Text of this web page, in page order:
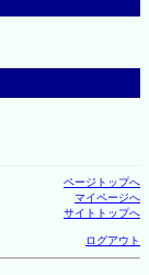
ページトップへ
マイページへ
サイトトップへ
ログアウト